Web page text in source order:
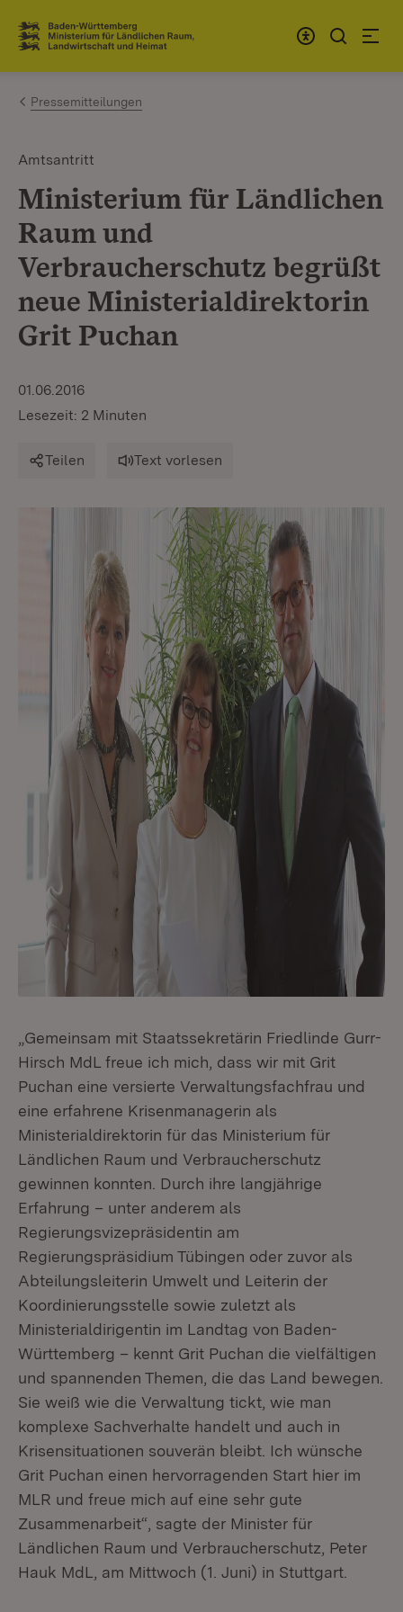
Zum Inhalt springen
Link zur Startseite
Pressemitteilungen
Amtsantritt
Ministerium für Ländlichen
Raum und
Verbraucherschutz begrüßt
neue Ministerialdirektorin
Grit Puchan
01.06.2016
Lesezeit: 2 Minuten
Teilen Text vorlesen
„Gemeinsam mit Staatssekretärin Friedlinde Gurr-
Hirsch MdL freue ich mich, dass wir mit Grit
Puchan eine versierte Verwaltungsfachfrau und
eine erfahrene Krisenmanagerin als
Ministerialdirektorin für das Ministerium für
Ländlichen Raum und Verbraucherschutz
gewinnen konnten. Durch ihre langjährige
Erfahrung – unter anderem als
Regierungsvizepräsidentin am
Regierungspräsidium Tübingen oder zuvor als
Abteilungsleiterin Umwelt und Leiterin der
Koordinierungsstelle sowie zuletzt als
Ministerialdirigentin im Landtag von Baden-
Württemberg – kennt Grit Puchan die vielfältigen
und spannenden Themen, die das Land bewegen.
Sie weiß wie die Verwaltung tickt, wie man
komplexe Sachverhalte handelt und auch in
Krisensituationen souverän bleibt. Ich wünsche
Grit Puchan einen hervorragenden Start hier im
MLR und freue mich auf eine sehr gute
Zusammenarbeit“, sagte der Minister für
Ländlichen Raum und Verbraucherschutz, Peter
Hauk MdL, am Mittwoch (1. Juni) in Stuttgart.